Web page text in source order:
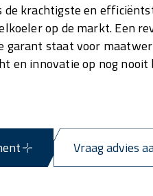
krachtigste en
op de markt. Een
garant staat voor
en innovatie op nog
Vraag advies